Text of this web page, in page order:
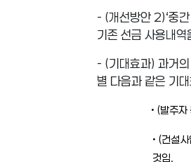
- (개선방안 2)‘중
기존 선금 사용내
- (기대효과) 과거
별 다음과 같은 기
• (발주자
• (건설사
것임.